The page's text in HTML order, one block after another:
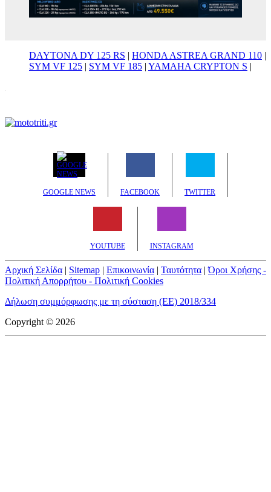
DAYTONA DY 125 RS | HONDA ASTREA GRAND 110 |
SYM VF 125 | SYM VF 185 | YAMAHA CRYPTON S |
GOOGLE NEWS FACEBOOK TWITTER
YOUTUBE INSTAGRAM
Αρχική Σελίδα | Sitemap | Επικοινωνία | Ταυτότητα |Όροι Χρήσης -
Πολιτική Απορρήτου - Πολιτική Cookies
Δήλωση συμμόρφωσης με τη σύσταση (ΕΕ) 2018/334
Copyright © 2026